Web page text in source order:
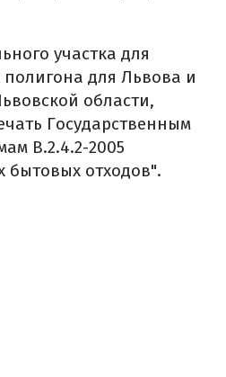
участка для
полигона для Львова и
области,
Государственным
В.2.4.2-2005
бытовых отходов".